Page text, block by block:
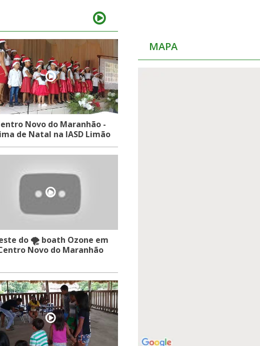
Novo do Maranhão -
de Natal na IASD Limão
do 🌪 boath Ozone em
Centro Novo do Maranhão
MAPA